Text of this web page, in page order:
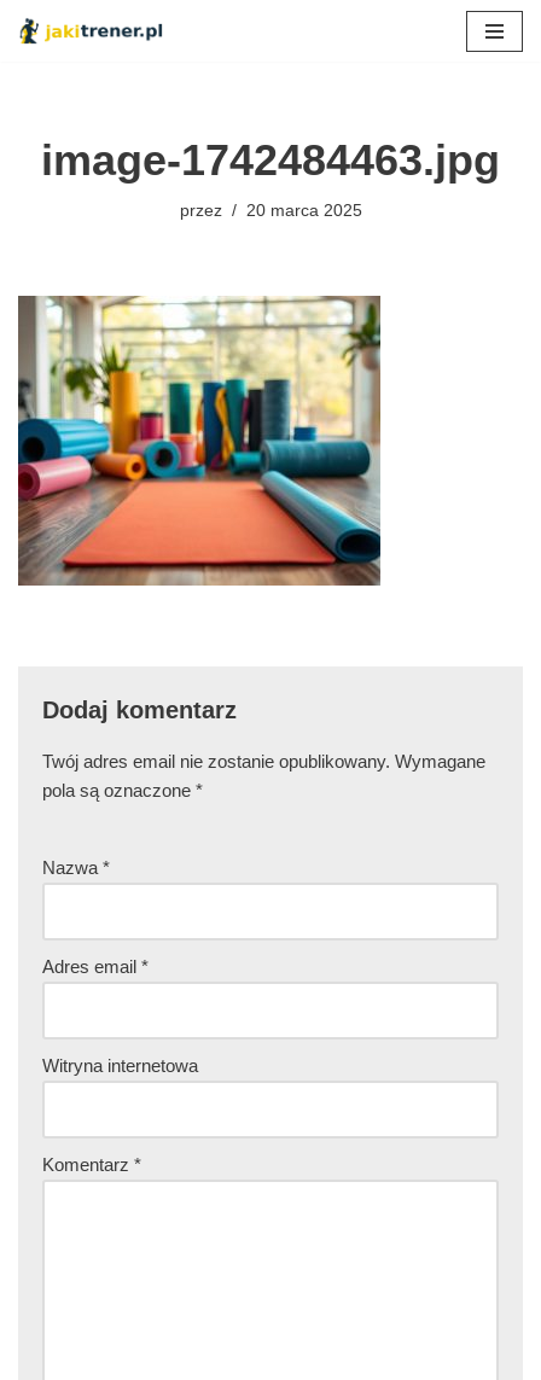
image-1742484463.jpg
przez 20 marca 2025
Dodaj komentarz
Twój adres email nie zostanie opublikowany. Wymagane
pola są oznaczone *
Nazwa *
Adres email *
Witryna internetowa
Komentarz *